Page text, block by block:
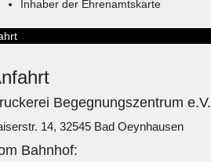
Inhaber der Ehrenamtskarte
Begegnungszentrum e.V.
14, 32545 Bad Oeynhausen
Bahnhof: